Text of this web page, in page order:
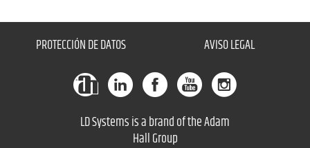
PROTECCIÓN DE DATOS AVISO LEGAL
LD Systems is a brand of the Adam
Hall Group